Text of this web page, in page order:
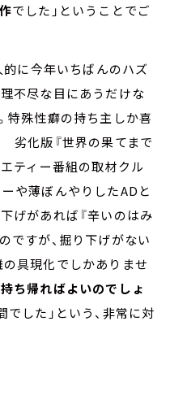
でした」ということでご
的に今年いちばんのハズ
不尽な目にあうだけな
特殊性癖の持ち主しか喜
劣化版『世界の果てまで
ティー番組の取材クル
や薄ぼんやりしたADと
げがあれば『辛いのはみ
ですが、掘り下げがない
具現化でしかありませ
ち帰ればよいのでしょ
した」という、非常に対